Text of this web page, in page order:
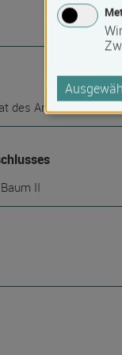
des Anbieters,
II